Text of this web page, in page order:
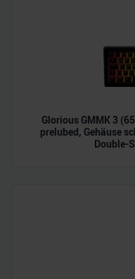
Glorious GMMK 3
prelubed, Gehäuse
Double-